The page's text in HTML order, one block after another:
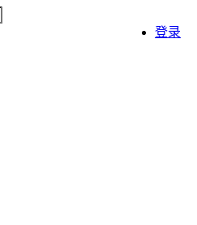
登录